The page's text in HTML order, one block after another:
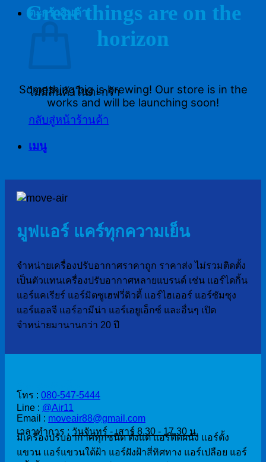
ตะกร้าสินค้า
ไม่มีสินค้าในตะกร้า
กลับสู่หน้าร้านค้า
เมนู
Great things are on the
horizon
Something big is brewing! Our store is in the
works and will be launching soon!
มูฟแอร์ แคร์ทุกความเย็น
จำหน่ายเครื่องปรับอากาศราคาถูก ราคาส่ง ไม่รวมติดตั้ง
เป็นตัวแทนเครื่องปรับอากาศหลายแบรนด์ เช่น แอร์ไดกิ้น
แอร์แคเรียร์ แอร์มิตซูเฮฟวี่ดิวตี้ แอร์ไฮเออร์ แอร์ซัมซุง
แอร์แอลจี แอร์อามีน่า แอร์เอยูเอ็กซ์ และอื่นๆ เปิด
จำหน่ายมานานกว่า 20 ปี
ติดต่อสั่งซื้อ
โทร : 080-547-5444
Line : @Air11
Email : moveair88@gmail.com
เวลาทำการ : วันจันทร์ - เสาร์ 8.30 - 17.30 น.
มีเครื่องปรับอากาศทุกชนิด ตั้งแต่ แอร์ติดผนัง แอร์ตั้ง
แขวน แอร์แขวนใต้ฝ้า แอร์ฝังฝ้าสี่ทิศทาง แอร์เปลือย แอร์